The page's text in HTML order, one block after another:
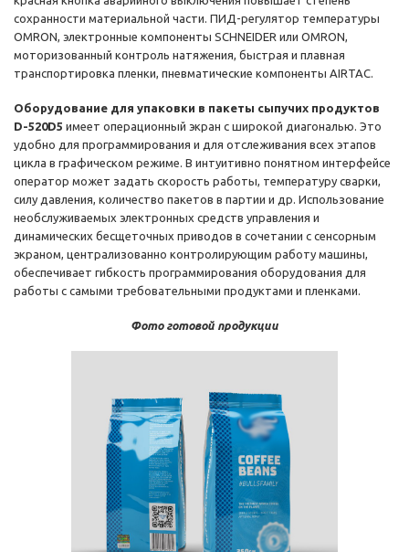
сохранности материальной части. ПИД-регулятор температуры
OMRON, электронные компоненты SCHNEIDER или OMRON,
моторизованный контроль натяжения, быстрая и плавная
транспортировка пленки, пневматические компоненты AIRTAC.
Оборудование для упаковки в пакеты сыпучих продуктов
D-520D5 имеет операционный экран с широкой диагональю. Это
удобно для программирования и для отслеживания всех этапов
цикла в графическом режиме. В интуитивно понятном интерфейсе
оператор может задать скорость работы, температуру сварки,
силу давления, количество пакетов в партии и др. Использование
необслуживаемых электронных средств управления и
динамических бесщеточных приводов в сочетании с сенсорным
экраном, централизованно контролирующим работу машины,
обеспечивает гибкость программирования оборудования для
работы с самыми требовательными продуктами и пленками.
Фото готовой продукции